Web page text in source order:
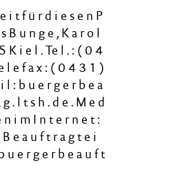
i t f ü r d i e s e n P
B u n g e , K a r o l
K i e l . Te l . : ( 0 4
l e f a x : ( 0 4 3 1 )
: b u e r g e r b e a
. l t s h . d e . M e d
i m I n t e r n e t :
e a u f t r a g t e i
u e r g e r b e a u f t